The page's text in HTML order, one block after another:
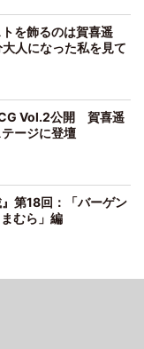
を飾るのは賀喜遥
人になった私を見て
Vol.2公開 賀喜遥
ージに登壇
第18回：「バーゲン
むら」編